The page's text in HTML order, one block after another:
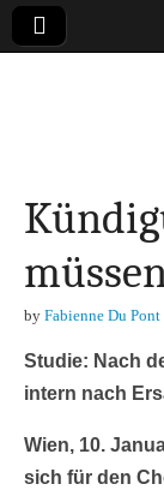
&
by Fabienne Du Pont
Studie: Nach
intern nach
Wien, 10.
sich für den